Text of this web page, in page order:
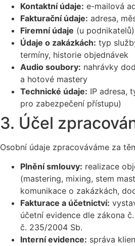
Kontaktní údaje: e-mailová
Fakturační údaje: adresa,
Firemní údaje (u
Údaje o zakázkách: typ
termíny, historie objednávek
Audio soubory: nahrávky
a hotové mastery
Technické údaje: IP adresa,
pro zabezpečení přístupu)
3. Účel
Osobní údaje zpracováváme za
Plnění smlouvy: realizace
(mastering, mixing, stem
komunikace o zakázkách,
Fakturace a účetnictví:
účetní evidence dle zákona
č. 235/2004 Sb.
Interní evidence: správa